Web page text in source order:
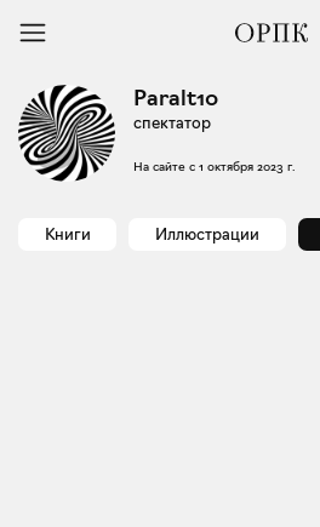
Paralt10
спектатор
На сайте с 1 октября 2023 г.
Книги Иллюстрации